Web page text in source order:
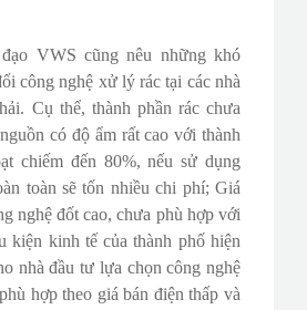
VWS cũng nêu những khó
công nghệ xử lý rác tại các nhà
Cụ thể, thành phần rác chưa
có độ ẩm rất cao với thành
chiếm đến 80%, nếu sử dụng
toàn sẽ tốn nhiều chi phí; Giá
nghệ đốt cao, chưa phù hợp với
kiện kinh tế của thành phố hiện
nhà đầu tư lựa chọn công nghệ
hợp theo giá bán điện thấp và